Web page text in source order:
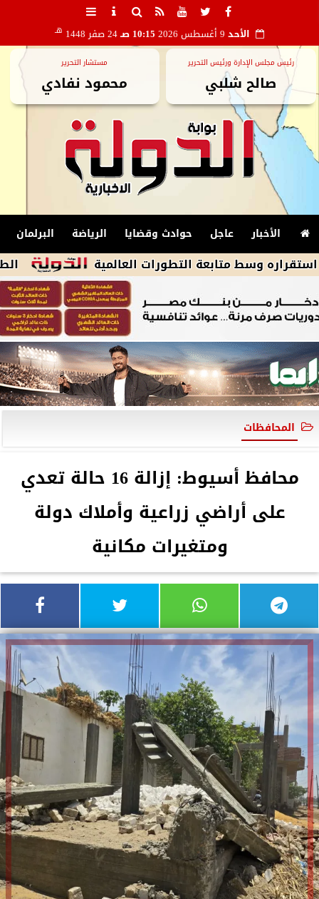
الأحد 10:15 صـ 24 صفر 1448 هـ
رئيس مجلس الإدارة ورئيس التحرير
صالح شلبي
مستشار التحرير
محمود نفادي
الأخبار عاجل حوادث وقضايا الرياضة البرلمان
الطقس اليوم متابعة التطورات العالمية
المحافظات
محافظ أسيوط: إزالة 16 حالة تعدي
على أراضي زراعية وأملاك دولة
ومتغيرات مكانية